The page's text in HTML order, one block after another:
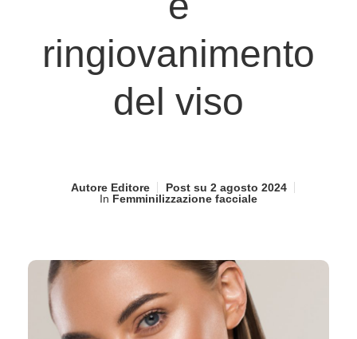
ringiovanimento
del viso
AutoreEditore Post su 2 agosto 2024
In Femminilizzazione facciale